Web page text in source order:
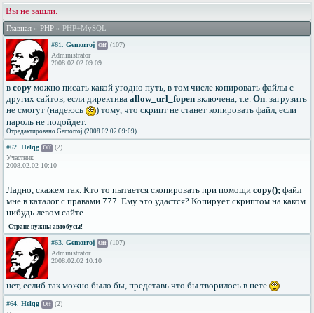
Вы не зашли.
Главная » PHP » PHP+MySQL
#61. Gemorroj Off (107)
Administrator
2008.02.02 09:09
в copy можно писать какой угодно путь, в том числе копировать файлы с
других сайтов, если директива allow_url_fopen включена, т.е. On. загрузить
не смогут (надеюсь
) тому, что скрипт не станет копировать файл, если
пароль не подойдет.
Отредактировано Gemorroj (2008.02.02 09:09)
#62. Helqg Off (2)
Участник
2008.02.02 10:10
Ладно, скажем так. Кто то пытается скопировать при помощи copy(); файл
мне в каталог с правами 777. Ему это удастся? Копирует скриптом на каком
нибудь левом сайте.
Стране нужны автобусы!
#63. Gemorroj Off (107)
Administrator
2008.02.02 10:10
нет, еслиб так можно было бы, представь что бы творилось в нете
#64. Helqg Off (2)